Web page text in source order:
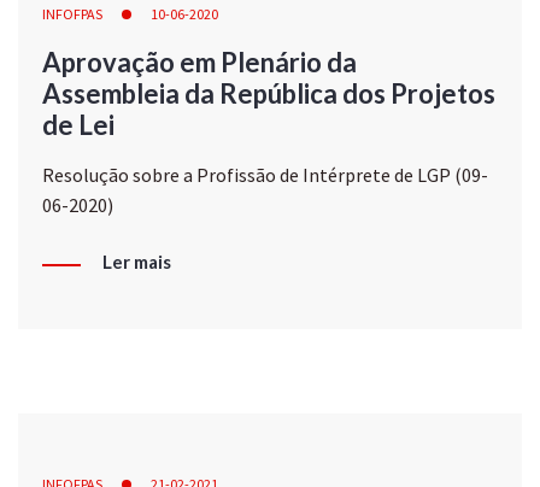
INFOFPAS 10-06-2020
Aprovação em Plenário da
Assembleia da República dos Projetos
de Lei
Resolução sobre a Profissão de Intérprete de LGP (09-
06-2020)
Ler mais